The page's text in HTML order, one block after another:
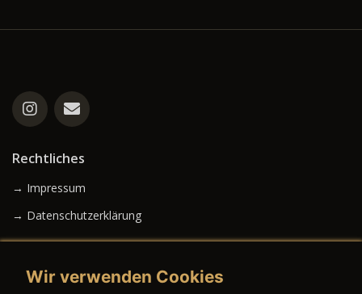
Rechtliches
→ Impressum
→ Datenschutzerklärung
Wir verwenden Cookies